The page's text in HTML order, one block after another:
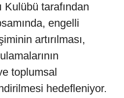
Kulübü tarafından
engelli
artırılması,
toplumsal
hedefleniyor.